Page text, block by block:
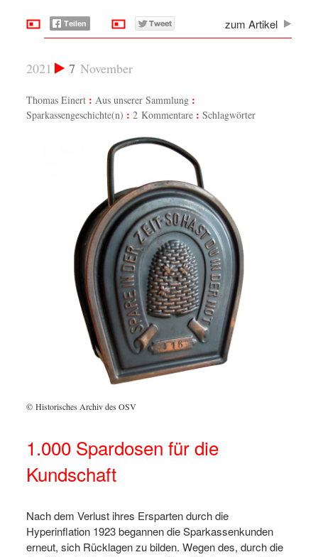
zum Artikel
7 November
2021
Thomas Einert
Aus unserer Sammlung
Sparkassengeschichte(n)
2 Kommentare Schlagwörter
© Historisches Archiv des OSV
1.000 Spardosen für die
Kundschaft
Nach dem Verlust ihres Ersparten durch die
Hyperinflation 1923 begannen die Sparkassenkunden
erneut, sich Rücklagen zu bilden. Wegen des, durch die